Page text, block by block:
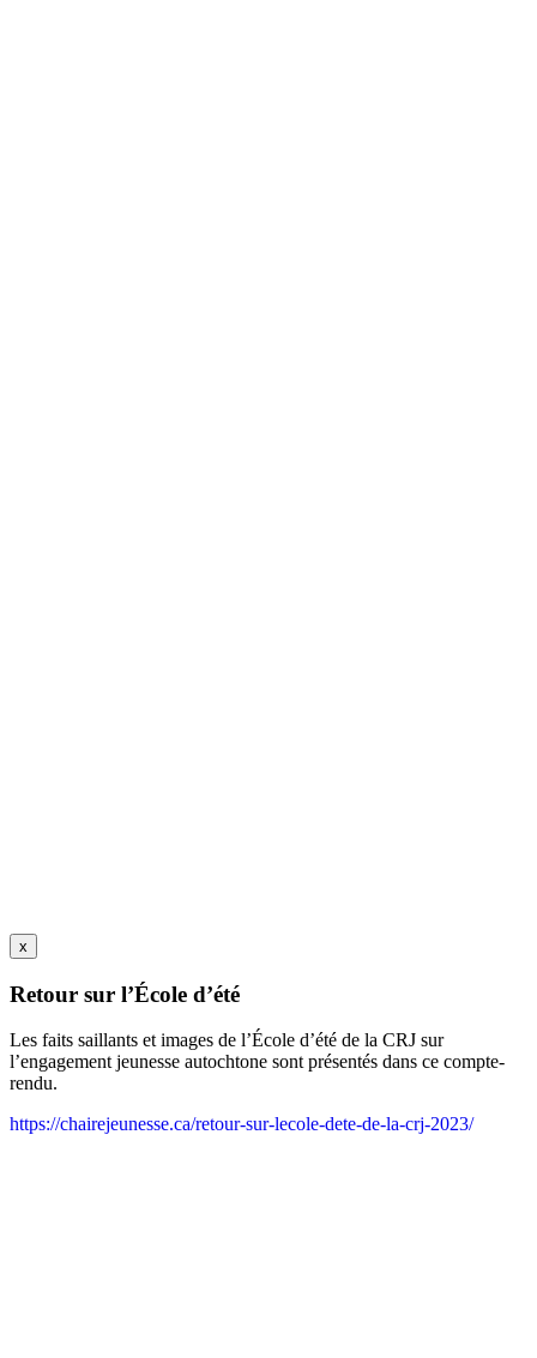
x
Retour sur l’École d’été
Les faits saillants et images de l’École d’été de la CRJ sur
l’engagement jeunesse autochtone sont présentés dans ce compte-
rendu.
https://chairejeunesse.ca/retour-sur-lecole-dete-de-la-crj-2023/